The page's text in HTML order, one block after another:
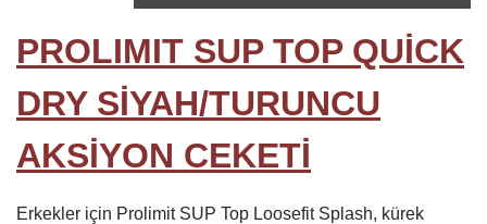
PROLIMIT SUP TOP QUİCK
DRY SİYAH/TURUNCU
AKSİYON CEKETİ
Erkekler için Prolimit SUP Top Loosefit Splash, kürek